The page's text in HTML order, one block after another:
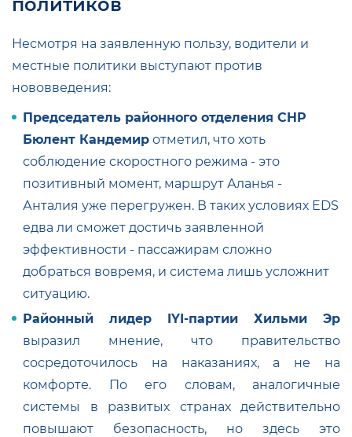
Несмотря на заявленную пользу, водители и
местные политики выступают против
нововведения:
Председатель районного отделения CHP
Бюлент Кандемир отметил, что хоть
соблюдение скоростного режима - это
позитивный момент, маршрут Аланья -
Анталия уже перегружен. В таких условиях EDS
едва ли сможет достичь заявленной
эффективности - пассажирам сложно
добраться вовремя, и система лишь усложнит
ситуацию.
Районный лидер IYI‑партии Хильми Эр
выразил мнение, что правительство
сосредоточилось на наказаниях, а не на
комфорте. По его словам, аналогичные
системы в развитых странах действительно
повышают безопасность, но здесь это